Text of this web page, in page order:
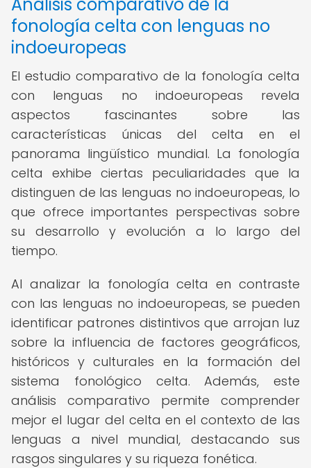
fonología celta con lenguas no
indoeuropeas
El estudio comparativo de la fonología celta
con lenguas no indoeuropeas revela
aspectos fascinantes sobre las
características únicas del celta en el
panorama lingüístico mundial. La fonología
celta exhibe ciertas peculiaridades que la
distinguen de las lenguas no indoeuropeas, lo
que ofrece importantes perspectivas sobre
su desarrollo y evolución a lo largo del
tiempo.
Al analizar la fonología celta en contraste
con las lenguas no indoeuropeas, se pueden
identificar patrones distintivos que arrojan luz
sobre la influencia de factores geográficos,
históricos y culturales en la formación del
sistema fonológico celta. Además, este
análisis comparativo permite comprender
mejor el lugar del celta en el contexto de las
lenguas a nivel mundial, destacando sus
rasgos singulares y su riqueza fonética.